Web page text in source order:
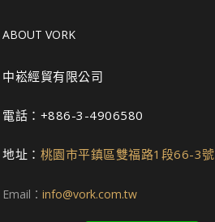
ABOUT VORK
中崧經貿有限公司
電話：+886-3-4906580
地址： 桃園市平鎮區雙福路1段66-3號
Email： info@vork.com.tw